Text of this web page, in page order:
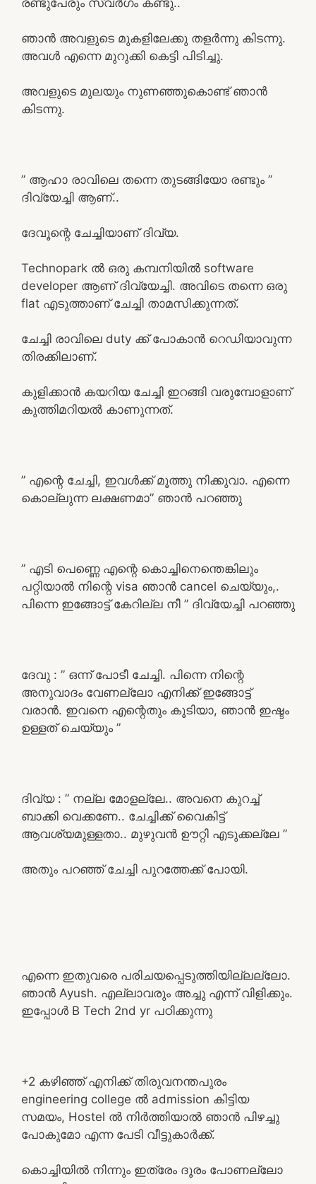
ഞാൻ അവളുടെ മുകളിലേക്കു തളർന്നു കിടന്നു.
അവൾ എന്നെ മുറുക്കി കെട്ടി പിടിച്ചു.
അവളുടെ മുലയും നുണഞ്ഞുകൊണ്ട് ഞാൻ
കിടന്നു.
” ആഹാ രാവിലെ തന്നെ തുടങ്ങിയോ രണ്ടും ”
ദിവ്യേച്ചി ആണ്..
ദേവൂന്റെ ചേച്ചിയാണ് ദിവ്യ.
Technopark ൽ ഒരു കമ്പനിയിൽ software
developer ആണ് ദിവ്യേച്ചി. അവിടെ തന്നെ ഒരു
flat എടുത്താണ് ചേച്ചി താമസിക്കുന്നത്.
ചേച്ചി രാവിലെ duty ക്ക്‌ പോകാൻ റെഡിയാവുന്ന
തിരക്കിലാണ്.
കുളിക്കാൻ കയറിയ ചേച്ചി ഇറങ്ങി വരുമ്പോളാണ്
കുത്തിമറിയൽ കാണുന്നത്.
” എന്റെ ചേച്ചി, ഇവൾക്ക് മൂത്തു നിക്കുവാ. എന്നെ
കൊല്ലുന്ന ലക്ഷണമാ” ഞാൻ പറഞ്ഞു
” എടി പെണ്ണെ എന്റെ കൊച്ചിനെന്തെങ്കിലും
പറ്റിയാൽ നിന്റെ visa ഞാൻ cancel ചെയ്യും,.
പിന്നെ ഇങ്ങോട്ട് കേറില്ല നീ ” ദിവ്യേച്ചി പറഞ്ഞു
ദേവു : ” ഒന്ന് പോടീ ചേച്ചി. പിന്നെ നിന്റെ
അനുവാദം വേണല്ലോ എനിക്ക് ഇങ്ങോട്ട്
വരാൻ. ഇവനെ എന്റെതും കൂടിയാ, ഞാൻ ഇഷ്ടം
ഉള്ളത് ചെയ്യും ”
ദിവ്യ : ” നല്ല മോളല്ലേ.. അവനെ കുറച്ച്
ബാക്കി വെക്കണേ.. ചേച്ചിക്ക് വൈകിട്ട്
ആവശ്യമുള്ളതാ.. മുഴുവൻ ഊറ്റി എടുക്കല്ലേ ”
അതും പറഞ്ഞ് ചേച്ചി പുറത്തേക്ക് പോയി.
എന്നെ ഇതുവരെ പരിചയപ്പെടുത്തിയില്ലല്ലോ.
ഞാൻ Ayush. എല്ലാവരും അച്ചു എന്ന് വിളിക്കും.
ഇപ്പോൾ B Tech 2nd yr പഠിക്കുന്നു
+2 കഴിഞ്ഞ് എനിക്ക് തിരുവനന്തപുരം
engineering college ൽ admission കിട്ടിയ
സമയം, Hostel ൽ നിർത്തിയാൽ ഞാൻ പിഴച്ചു
പോകുമോ എന്ന പേടി വീട്ടുകാർക്ക്.
കൊച്ചിയിൽ നിന്നും ഇത്രേം ദൂരം പോണല്ലോ